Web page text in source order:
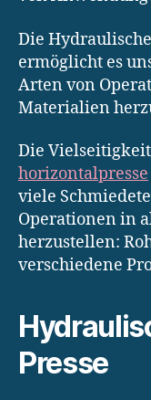
Die
ermöglicht es
Arten von
Materialien
Die
horizontalpresse
viele
Operationen in
herzustellen:
verschiedene
Presse